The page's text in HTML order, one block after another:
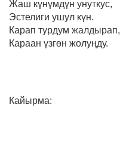
Жаш күнүмдүн унуткус,
Эстелиги ушул күн.
Карап турдум жалдырап,
Караан үзгөн жолуңду.
Кайырма: